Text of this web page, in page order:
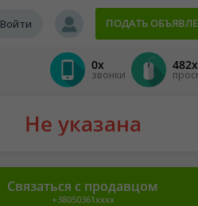
ПОДАТЬ
Войти
0x
звонки
482x
Не указана
Связаться с продавцом
+38050361xxxx